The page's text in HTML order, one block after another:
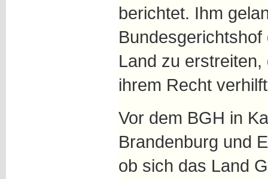
berichtet. Ihm
Land zu
ihrem Recht
Vor dem BGH in
Brandenburg und
ob sich das Land